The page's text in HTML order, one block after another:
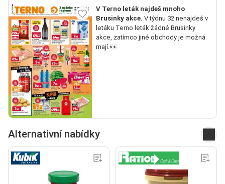
V Terno leták najdeš mnoho
Brusinky akce. V týdnu 32 nenajdeš v
letáku Terno leták žádné Brusinky
akce, zatímco jiné obchody je možná
mají.👀
Alternativní nabídky